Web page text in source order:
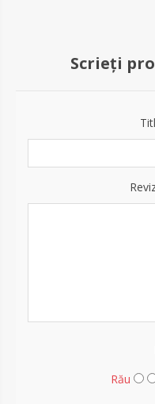
Scrieți
Rău